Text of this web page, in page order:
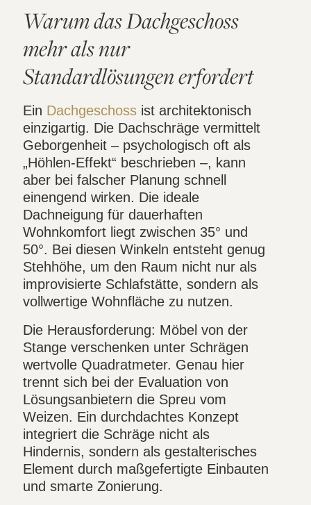
Warum das Dachgeschoss
mehr als nur
Standardlösungen erfordert
Ein Dachgeschoss ist architektonisch
einzigartig. Die Dachschräge vermittelt
Geborgenheit – psychologisch oft als
„Höhlen-Effekt“ beschrieben –, kann
aber bei falscher Planung schnell
einengend wirken. Die ideale
Dachneigung für dauerhaften
Wohnkomfort liegt zwischen 35° und
50°. Bei diesen Winkeln entsteht genug
Stehhöhe, um den Raum nicht nur als
improvisierte Schlafstätte, sondern als
vollwertige Wohnfläche zu nutzen.
Die Herausforderung: Möbel von der
Stange verschenken unter Schrägen
wertvolle Quadratmeter. Genau hier
trennt sich bei der Evaluation von
Lösungsanbietern die Spreu vom
Weizen. Ein durchdachtes Konzept
integriert die Schräge nicht als
Hindernis, sondern als gestalterisches
Element durch maßgefertigte Einbauten
und smarte Zonierung.